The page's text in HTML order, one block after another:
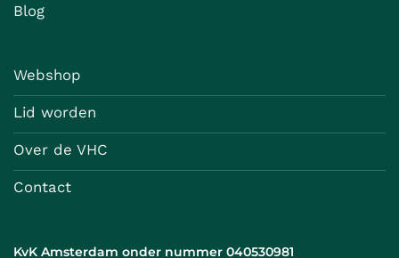
Blog
Webshop
Lid worden
Over de VHC
Contact
KvK Amsterdam onder nummer 040530981